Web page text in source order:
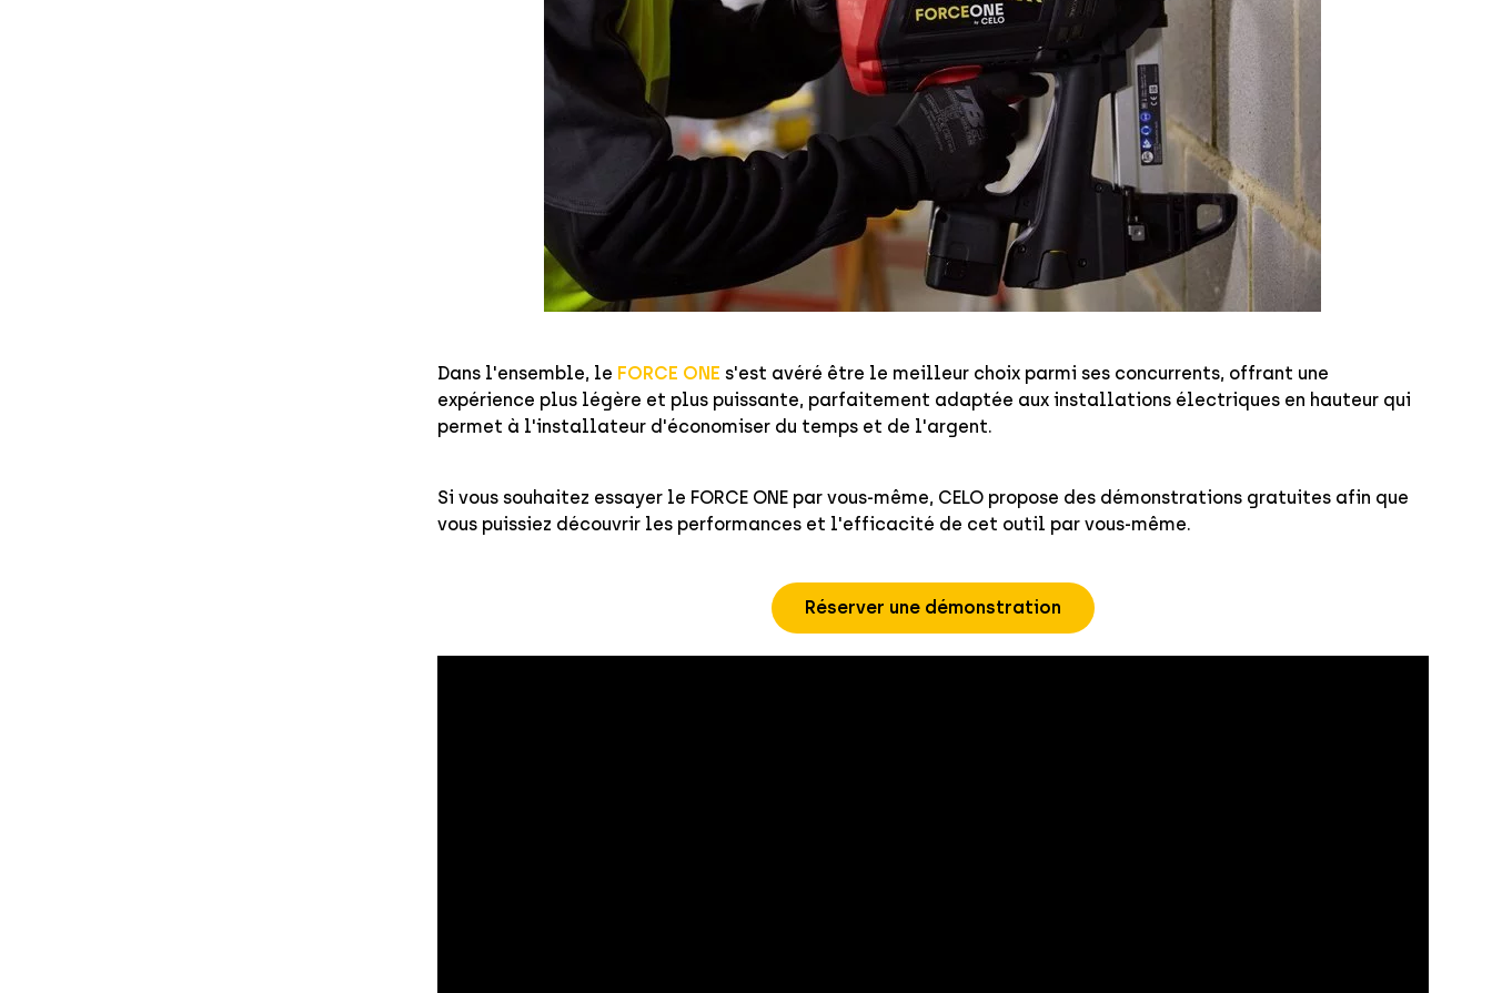
Dans l'ensemble, le FORCE ONE s'est avéré être le meilleur choix parmi ses concurrents, offrant une
expérience plus légère et plus puissante, parfaitement adaptée aux installations électriques en hauteur qui
permet à l'installateur d'économiser du temps et de l'argent.
Si vous souhaitez essayer le FORCE ONE par vous-même, CELO propose des démonstrations gratuites afin que
vous puissiez découvrir les performances et l'efficacité de cet outil par vous-même.
Réserver une démonstration